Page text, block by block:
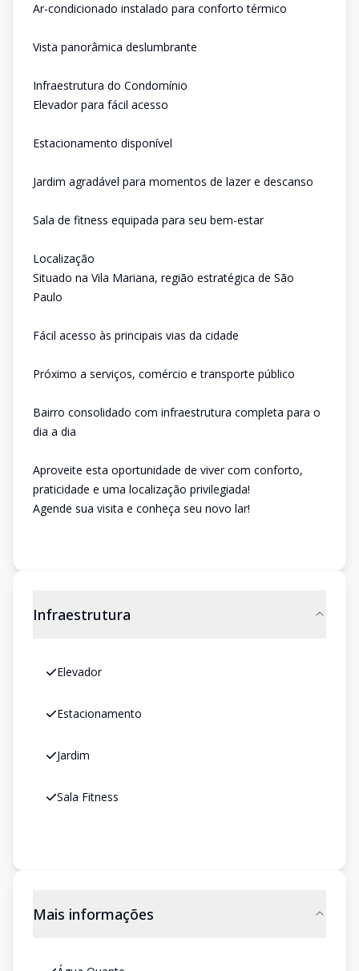
Ar-condicionado instalado para conforto térmico
Vista panorâmica deslumbrante
Infraestrutura do Condomínio
Elevador para fácil acesso
Estacionamento disponível
Jardim agradável para momentos de lazer e descanso
Sala de fitness equipada para seu bem-estar
Localização
Situado na Vila Mariana, região estratégica de São
Paulo
Fácil acesso às principais vias da cidade
Próximo a serviços, comércio e transporte público
Bairro consolidado com infraestrutura completa para o
dia a dia
Aproveite esta oportunidade de viver com conforto,
praticidade e uma localização privilegiada!
Agende sua visita e conheça seu novo lar!
Infraestrutura
Elevador
Estacionamento
Jardim
Sala Fitness
Mais informações